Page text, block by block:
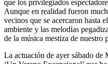
que los privilegiados
Aunque en realidad fueron
vecinos que se acercaron hasta
ambiente y las melodías
de la música mestiza de nuestro
La actuación de ayer sábado